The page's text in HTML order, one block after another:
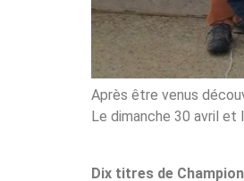
Après être venus
Le dimanche 30 avril et
Dix titres de